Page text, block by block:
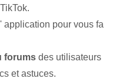
application pour vous fa
forums des utilisateurs
et astuces.